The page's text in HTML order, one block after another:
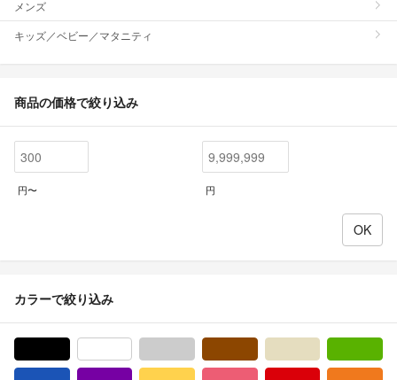
メンズ
キッズ／ベビー／マタニティ
商品の価格で絞り込み
円〜 円
カラーで絞り込み